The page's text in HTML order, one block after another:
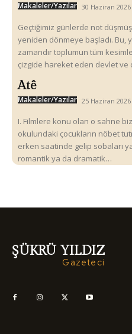
Makaleler/Yazılar 30 Haziran 2026
Geçtiğimiz günlerde not
yeniden dönmeye başladı. Bu,
zamandır toplumun tüm
çizgide hareket eden devlet ve
Atê
Makaleler/Yazılar 25 Haziran 2026
I. Filmlere konu olan o sahne
okulundaki çocukların nöbet
erken saatinde gelip sobaları
romantik ya da dramatik…
ŞÜKRÜ YILDIZ
Gazeteci